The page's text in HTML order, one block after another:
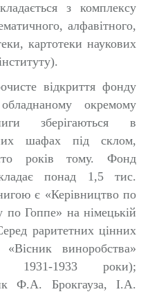
з комплексу
алфавітного,
картотеки наукових
відкриття фонду
окремому
зберігаються в
шафах під склом,
років тому. Фонд
понад 1,5 тис.
є «Керівництво по
по Гоппе» на німецькій
раритетнихцінних
виноробства»
1931-1933 роки);
Ф.А. Брокгауза, І.А.